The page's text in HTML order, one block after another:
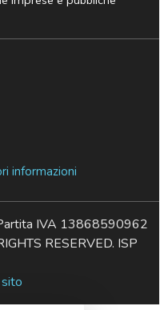
informazioni
IVA 13868590962
RESERVED. ISP